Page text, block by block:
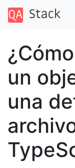
un
una